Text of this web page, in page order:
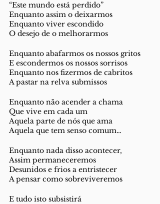
“Este mundo está perdido”
Enquanto assim o deixarmos
Enquanto viver escondido
O desejo de o melhorarmos
Enquanto abafarmos os nossos gritos
E escondermos os nossos sorrisos
Enquanto nos fizermos de cabritos
A pastar na relva submissos
Enquanto não acender a chama
Que vive em cada um
Aquela parte de nós que ama
Aquela que tem senso comum…
Enquanto nada disso acontecer,
Assim permaneceremos
Desunidos e frios a entristecer
A pensar como sobreviveremos
E tudo isto subsistirá